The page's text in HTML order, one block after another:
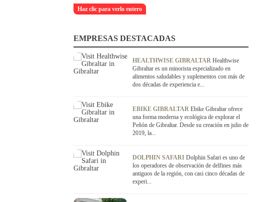
Haz clic para verlo entero
EMPRESAS DESTACADAS
HEALTHWISE GIBRALTAR Healthwise
Gibraltar es un minorista especializado en
alimentos saludables y suplementos con más de
dos décadas de experiencia e...
EBIKE GIBRALTAR Ebike Gibraltar ofrece
una forma moderna y ecológica de explorar el
Peñón de Gibraltar. Desde su creación en julio de
2019, la...
DOLPHIN SAFARI Dolphin Safari es uno de
los operadores de observación de delfines más
antiguos de la región, con casi cinco décadas de
experi...